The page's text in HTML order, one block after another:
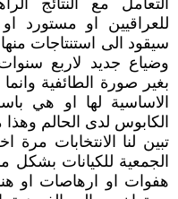
التعامل مع النتائج
للعراقيين او مستورد
سيقود الى استنتاجات
وضياع جديد لاربع
بغير صورة الطائفية
الاساسية لها او هي
الكابوس لدى الحالم
تبين لنا الانتخابات
الجمعية للكيانات
هفوات او ارهاصات او